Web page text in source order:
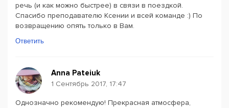
речь (и как можно быстрее) в связи в поездкой.
Спасибо преподавателю Ксении и всей команде :) По
возвращению опять только в Вам.
Ответить
Anna Pateiuk
1 Сентябрь 2017, 17:47
Однозначно рекомендую! Прекрасная атмосфера,